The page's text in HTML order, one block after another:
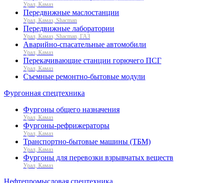
Урал, Камаз
Передвижные маслостанции
Урал, Камаз, Shacman
Передвижные лаборатории
Урал, Камаз, Shacman, ГАЗ
Аварийно-спасательные автомобили
Урал, Камаз
Перекачивающие станции горючего ПСГ
Урал, Камаз
Съемные ремонтно-бытовые модули
Фургонная спецтехника
Фургоны общего назначения
Урал, Камаз
Фургоны-рефрижераторы
Урал, Камаз
Транспортно-бытовые машины (ТБМ)
Урал, Камаз
Фургоны для перевозки взрывчатых веществ
Урал, Камаз
Нефтепромысловая спецтехника